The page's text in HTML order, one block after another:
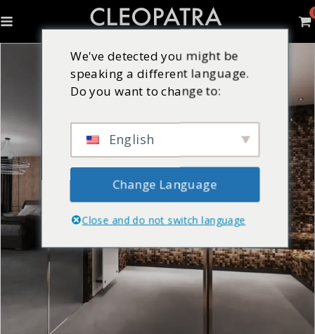
We've detected you might be
speaking a different language.
Do you want to change to:
English
Change Language
Close and do not switch language